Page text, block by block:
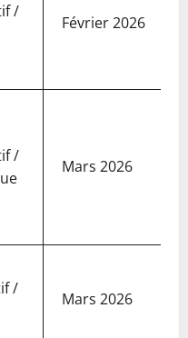
/
Février 2026
/
Mars 2026
/
Mars 2026